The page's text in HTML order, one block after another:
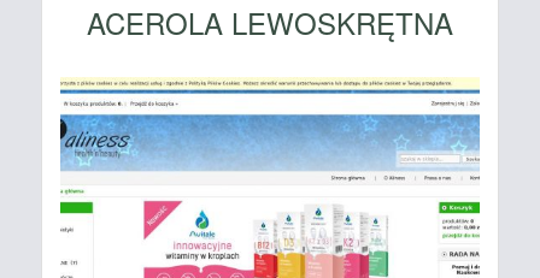
ACEROLA LEWOSKRĘTNA